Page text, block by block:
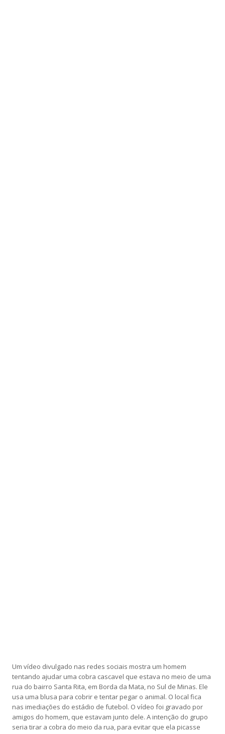
Um vídeo divulgado nas redes sociais mostra um homem
tentando ajudar uma cobra cascavel que estava no meio de uma
rua do bairro Santa Rita, em Borda da Mata, no Sul de Minas. Ele
usa uma blusa para cobrir e tentar pegar o animal. O local fica
nas imediações do estádio de futebol. O vídeo foi gravado por
amigos do homem, que estavam junto dele. A intenção do grupo
seria tirar a cobra do meio da rua, para evitar que ela picasse